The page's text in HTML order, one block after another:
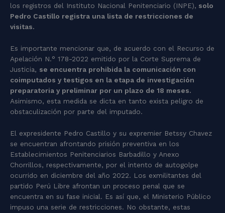
los registros del Instituto Nacional Penitenciario (INPE), solo
Pedro Castillo registra una lista de restricciones de
visitas.
Es importante mencionar que, de acuerdo con el Recurso de
Apelación N.° 178-2022 emitido por la Corte Suprema de
Justicia, se encuentra prohibida la comunicación con
coimputados y testigos en la etapa de investigación
preparatoria y preliminar por un plazo de 18 meses.
Asimismo, esta medida se dicta en tanto exista peligro de
obstaculización por parte del imputado.
El expresidente Pedro Castillo y su expremier Betssy Chavez
se encuentran afrontando prisión preventiva en los
Establecimientos Penitenciarios Barbadillo y Anexo
Chorrillos, respectivamente, por el intento de autogolpe
ocurrido en diciembre del año 2022. Los exmilitantes del
partido Perú Libre afrontan un proceso penal que se
encuentra en su fase inicial. Es así que, el Ministerio Público
impuso una serie de restricciones. No obstante, estas